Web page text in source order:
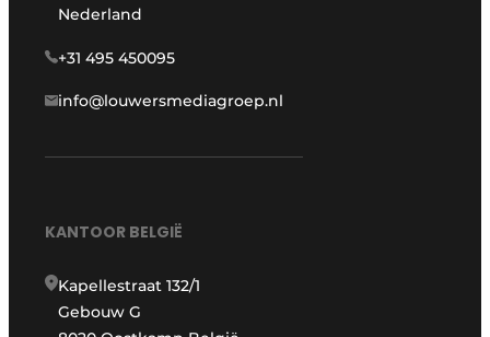
Nederland
+31 495 450095
info@louwersmediagroep.nl
KANTOOR BELGIË
Kapellestraat 132/1
Gebouw G